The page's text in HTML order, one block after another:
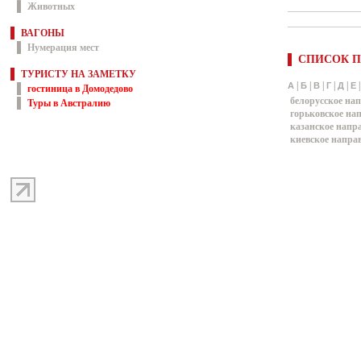
Животных
ВАГОНЫ
Нумерация мест
ТУРИСТУ НА ЗАМЕТКУ
гостиница в Домодедово
Туры в Австралию
СПИСОК
А Б В Г Д Е
белорусское
горьковское
казанское
киевское